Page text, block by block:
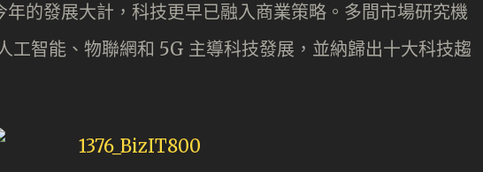
的發展大計，科技更早已融入商業策略。多間市場研究機
工智能、物聯網和 5G 主導科技發展，並納歸出十大科技趨